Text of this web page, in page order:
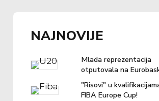
NAJNOVIJE
Mlada reprezentacija
otputovala na
Ljubljanu
"Risovi" u
FIBA Europe Cup!